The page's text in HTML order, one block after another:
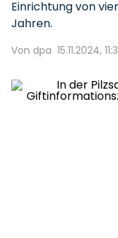
Einrichtung von
Jahren.
Von dpa 15.11.2024,